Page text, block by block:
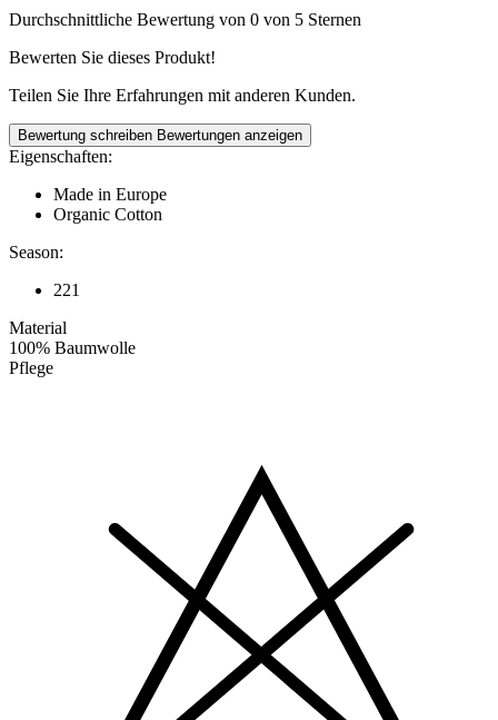
Durchschnittliche Bewertung von 0 von 5 Sternen
Bewerten Sie dieses Produkt!
Teilen Sie Ihre Erfahrungen mit anderen Kunden.
Bewertung schreiben Bewertungen anzeigen
Eigenschaften:
Made in Europe
Organic Cotton
Season:
221
Material
100% Baumwolle
Pflege